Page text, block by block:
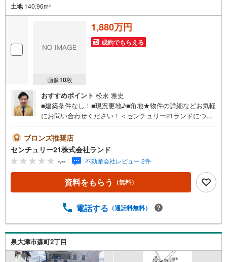
土地140.96m2
画像10枚
1,880万円
成約でもらえる
おすすめポイント 松永 雅史
■建築条件なし！■現況更地♪■角地★物件の詳細などお気軽
にお問い合わせください！＜センチュリー21ランドについ
のニーズに寄り添い、大切なお住まいのご購入に最後まで
伴走いたします！●リフォームのご相談も承っております。
●購入・売却・ローンのご相談・・・なんでもお気軽にご相
談くださいませ！〇大阪メトロ御堂筋線「北花田」駅より
徒歩約10分！○JR阪和線「浅香」駅より徒歩約8分！〇営業
時間:10:00～20:00（火曜日・水曜日定休日※祝日は営業）
す。ご連絡お待ちしております！
ブロンズ推奨店
センチュリー21株式会社ランド
-.-- 不動産会社レビュー 2件
資料をもらう （無料）
電話する （通話料無料）
泉大津市森町2丁目